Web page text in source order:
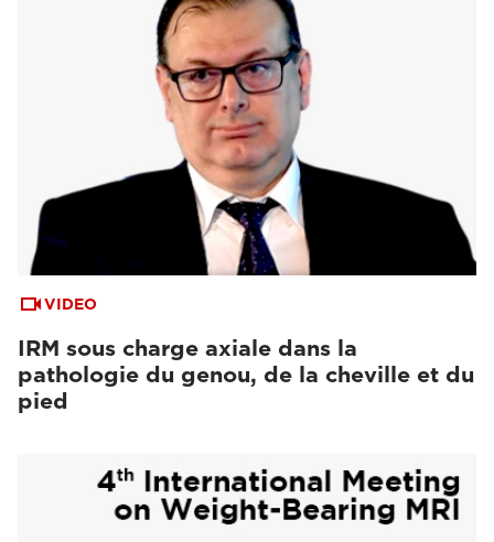
VIDEO
IRM sous charge axiale dans la
pathologie du genou, de la cheville et du
pied